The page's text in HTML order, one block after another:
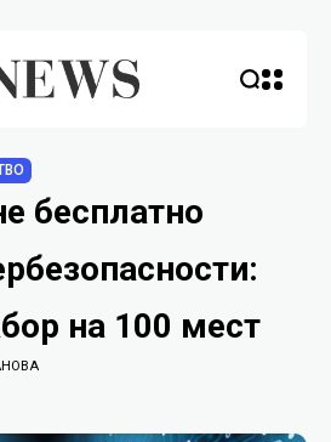
бесплатно
на 100 мест